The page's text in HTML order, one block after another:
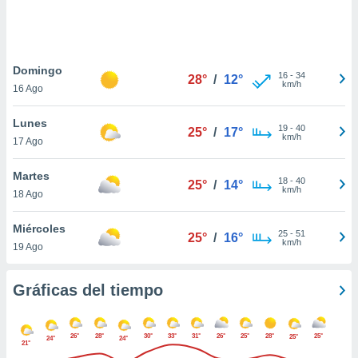
únicos
similares
como
sitio
de
posible
en
a lo que
Para
Domingo
16 Ago
28° / 12° 16- 34
km/h
Lunes
17 Ago
25° / 17° 19- 40
km/h
Martes
18 Ago
25° / 14° 18- 40
km/h
Miércoles
19 Ago
25° / 16° 25- 51
km/h
Gráficas del tiempo
21°
24° 26° 28° 24° 30° 33° 31° 26° 25° 28° 25° 25°